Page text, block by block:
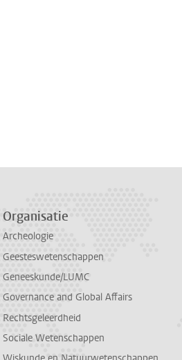
Organisatie
Archeologie
Geesteswetenschappen
Geneeskunde/LUMC
Governance and Global Affairs
Rechtsgeleerdheid
Sociale Wetenschappen